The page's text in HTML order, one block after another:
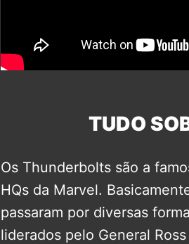
TUDO
Os Thunderbolts são a
HQs da Marvel.
passaram por diversas
liderados pelo General